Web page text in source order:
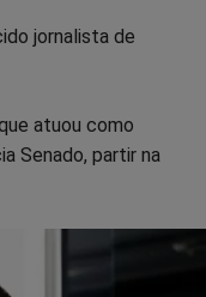
Compartilhar
TelegramGettr
jornalista de
atuou como
Senado, partir na